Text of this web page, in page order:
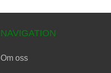
NAVIGATION
Om oss